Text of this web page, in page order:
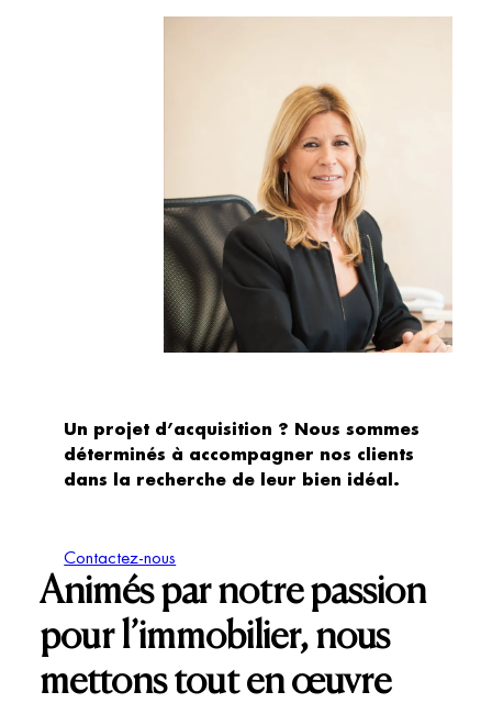
Un projet d’acquisition ? Nous sommes
déterminés à accompagner nos clients
dans la recherche de leur bien idéal.
Contactez-nous
Animés par notre passion
pour l’immobilier, nous
mettons tout en œuvre